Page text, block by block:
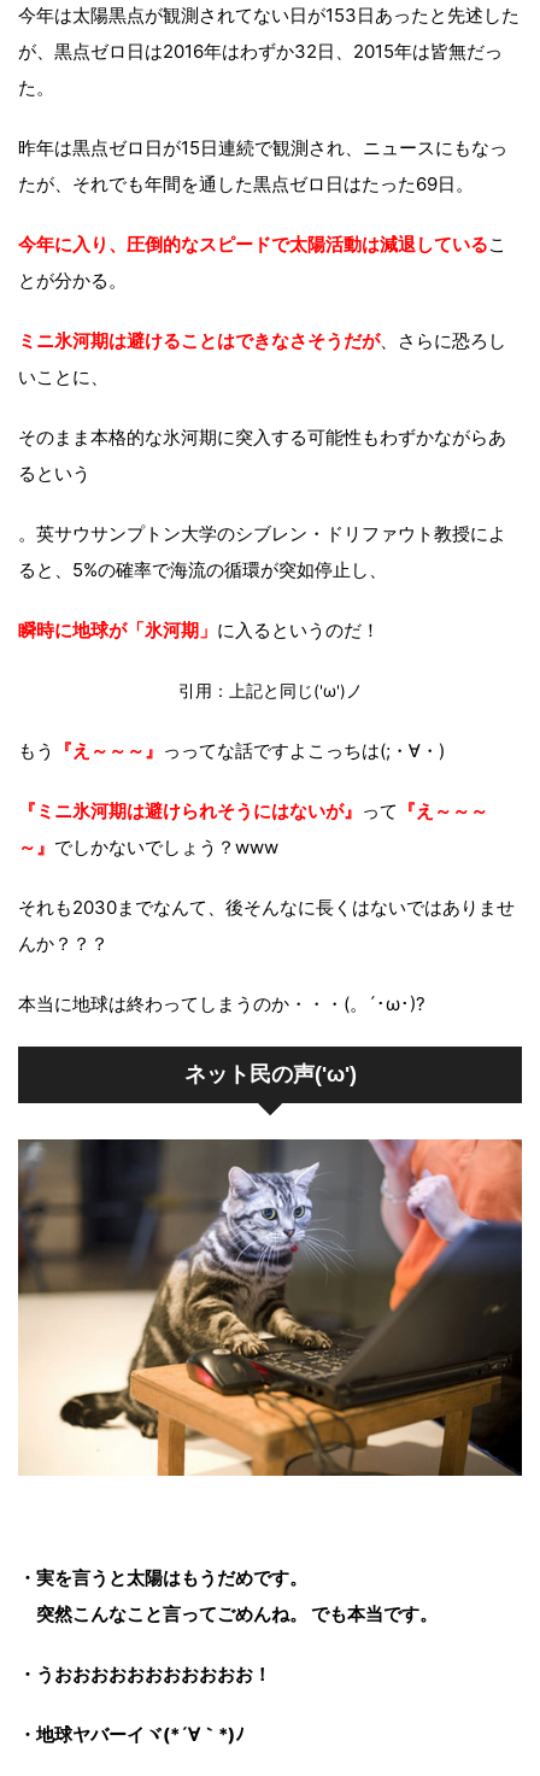
今年は太陽黒点が観測されてない日が153日あったと先述した
が、黒点ゼロ日は2016年はわずか32日、2015年は皆無だっ
た。
昨年は黒点ゼロ日が15日連続で観測され、ニュースにもなっ
たが、それでも年間を通した黒点ゼロ日はたった69日。
今年に入り、圧倒的なスピードで太陽活動は減退しているこ
とが分かる。
ミニ氷河期は避けることはできなさそうだが、さらに恐ろし
いことに、
そのまま本格的な氷河期に突入する可能性もわずかながらあ
るという
。英サウサンプトン大学のシブレン・ドリファウト教授によ
ると、5%の確率で海流の循環が突如停止し、
瞬時に地球が「氷河期」 に入るというのだ！
引用：上記と同じ('ω')ノ
もう 『え～～～』 っってな話ですよこっちは(;・∀・)
『ミニ氷河期は避けられそうにはないが』 って 『え～～～
～』 でしかないでしょう？www
それも2030までなんて、後そんなに長くはないではありませ
んか？？？
本当に地球は終わってしまうのか・・・(。´･ω･)?
ネット民の声('ω')
・実を言うと太陽はもうだめです。
突然こんなこと言ってごめんね。 でも本当です。
・うおおおおおおおおおおお！
・地球ヤバーイヾ(*´∀｀*)ﾉ